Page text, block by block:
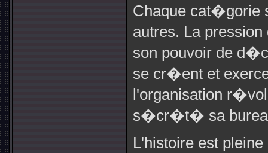
Chaque cat�gorie
autres. La
son pouvoir de
se cr�ent et
l'organisation
s�cr�t� sa
L'histoire est